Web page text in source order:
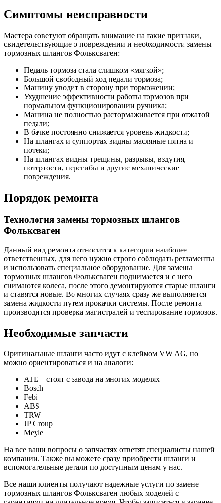
Симптомы неисправности
Мастера советуют обращать внимание на такие признаки,
свидетельствующие о повреждении и необходимости замены
тормозных шлангов Фольксваген:
Педаль тормоза стала слишком «мягкой»;
Большой свободный ход педали тормоза;
Машину уводит в сторону при торможении;
Ухудшение эффективности работы тормозов при
нормальном функционировании ручника;
Машина не полностью растормаживается при отжатой
педали;
В бачке постоянно снижается уровень жидкости;
На шлангах и суппортах видны масляные пятна и
потеки;
На шлангах видны трещины, разрывы, вздутия,
потертости, перегибы и другие механические
повреждения.
Порядок ремонта
Технология замены тормозных шлангов
Фольксваген
Данный вид ремонта относится к категории наиболее
ответственных, для него нужно строго соблюдать регламенты
и использовать специальное оборудование. Для замены
тормозных шлангов Фольксваген поднимается и с него
снимаются колеса, после этого демонтируются старые шланги
и ставятся новые. Во многих случаях сразу же выполняется
замена жидкости путем прокачки системы. После ремонта
производится проверка магистралей и тестирование тормозов.
Необходимые запчасти
Оригинальные шланги часто идут с клеймом VW AG, но
можно ориентироваться и на аналоги:
ATE – стоят с завода на многих моделях
Bosch
Febi
ABS
TRW
JP Group
Meyle
На все ваши вопросы о запчастях ответят специалисты нашей
компании. Также вы можете сразу приобрести шланги и
вспомогательные детали по доступным ценам у нас.
Все наши клиенты получают надежные услуги по замене
тормозных шлангов Фольксваген любых моделей с